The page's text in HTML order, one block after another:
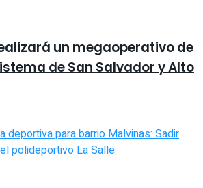
un megaoperativo de
de San Salvador y Alto